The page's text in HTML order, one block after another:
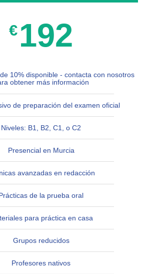
€ 192
10% disponible - contacta con nosotros
obtener más información
de preparación del examen oficial
Niveles: B1, B2, C1, o C2
Presencial en Murcia
avanzadas en redacción
de la prueba oral
para práctica en casa
Grupos reducidos
Profesores nativos